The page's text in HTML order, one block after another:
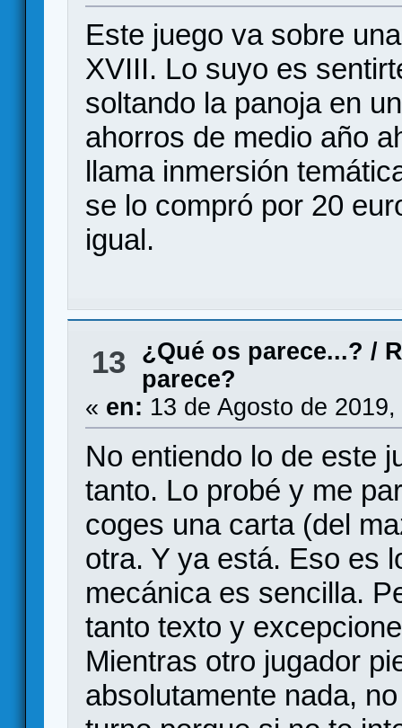
Este juego va sobre
XVIII. Lo suyo es
soltando la panoja en
ahorros de medio año
llama inmersión
se lo compró por 20
igual.
13 ¿Qué os parece...? /
parece?
« en: 13 de Agosto de
No entiendo lo de este
tanto. Lo probé y me
coges una carta (del
otra. Y ya está. Eso es
mecánica es sencilla.
tanto texto y
Mientras otro jugador
absolutamente nada,